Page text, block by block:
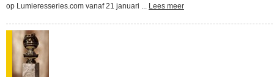
op Lumieresseries.com vanaf 21 januari ... Lees meer